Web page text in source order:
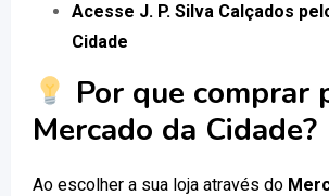
Acesse J. P. Silva Calçados
Cidade
Por que comprar
Mercado da Cidade?
Ao escolher a sua loja através do